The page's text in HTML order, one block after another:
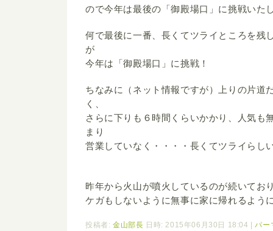
ので今年は最後の「御殿場口」に挑戦いた
何で最後に一番、長くてツライところを残
が
今年は「御殿場口」に挑戦！
ちなみに（ネット情報ですが）上りの片道
く、
さらに下りも６時間くらいかかり、人気も
まり
営業していなく・・・・長くてツライらし
昨年から火山が噴火しているのが続いてお
ケガもしないように無事に家に帰れるよう
投稿者:金山部長 日時: 2015年06月30日 18:04
パー